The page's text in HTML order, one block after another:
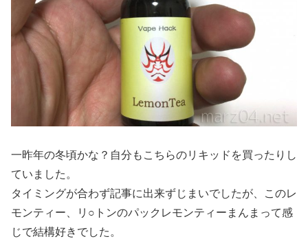
一昨年の冬頃かな？自分もこちらのリキッドを買ったりし
ていました。
タイミングが合わず記事に出来ずじまいでしたが、このレ
モンティー、リ○トンのパックレモンティーまんまって感
じで結構好きでした。